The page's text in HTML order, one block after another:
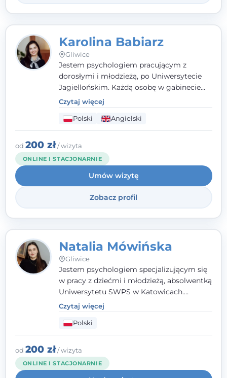
Karolina Babiarz
Gliwice
Jestem psychologiem pracującym z
dorosłymi i młodzieżą, po Uniwersytecie
Jagiellońskim. Każdą osobę w gabinecie
traktuję jak osobną historię, którą poznaję,
budując relację opartą na zaufaniu i
empatii. Przyjmuję w Poradni Teraply.pl w
Gliwicach oraz online, po polsku i po
angielsku.
Czytaj więcej
Polski Angielski
od 200 zł/ wizyta
ONLINE I STACJONARNIE
Umów wizytę
Zobacz profil
Natalia Mówińska
Gliwice
Jestem psychologiem specjalizującym się
w pracy z dziećmi i młodzieżą, absolwentką
Uniwersytetu SWPS w Katowicach.
Prowadzę konsultacje oraz terapię
nastawioną na potrzeby dziecka i jego
rodziny. Najważniejsze jest dla mnie
stworzenie bezpiecznego miejsca, w
którym dziecko czuje się zauważone i
zrozumiane.
Czytaj więcej
Polski
od 200 zł/ wizyta
ONLINE I STACJONARNIE